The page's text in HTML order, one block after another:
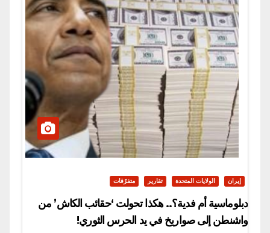
إيران الولايات المتحدة تقارير متفرّقات
دبلوماسية أم فدية؟.. هكذا تحولت ‘حقائب الكاش’ من
واشنطن إلى صواريخ في يد الحرس الثوري!